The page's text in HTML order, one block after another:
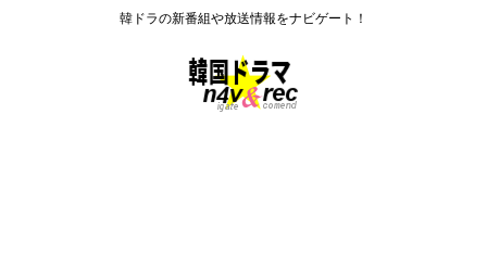
韓ドラの新番組や放送情報をナビゲート！